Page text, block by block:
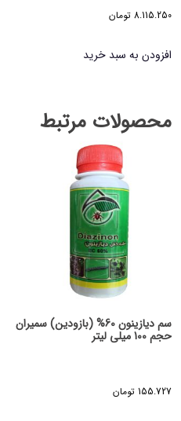
8.115.250 تومان
افزودن به سبد خرید
محصولات مرتبط
سم دیازینون 60% (بازودین) سمیران
حجم 100 میلی لیتر
155.727 تومان